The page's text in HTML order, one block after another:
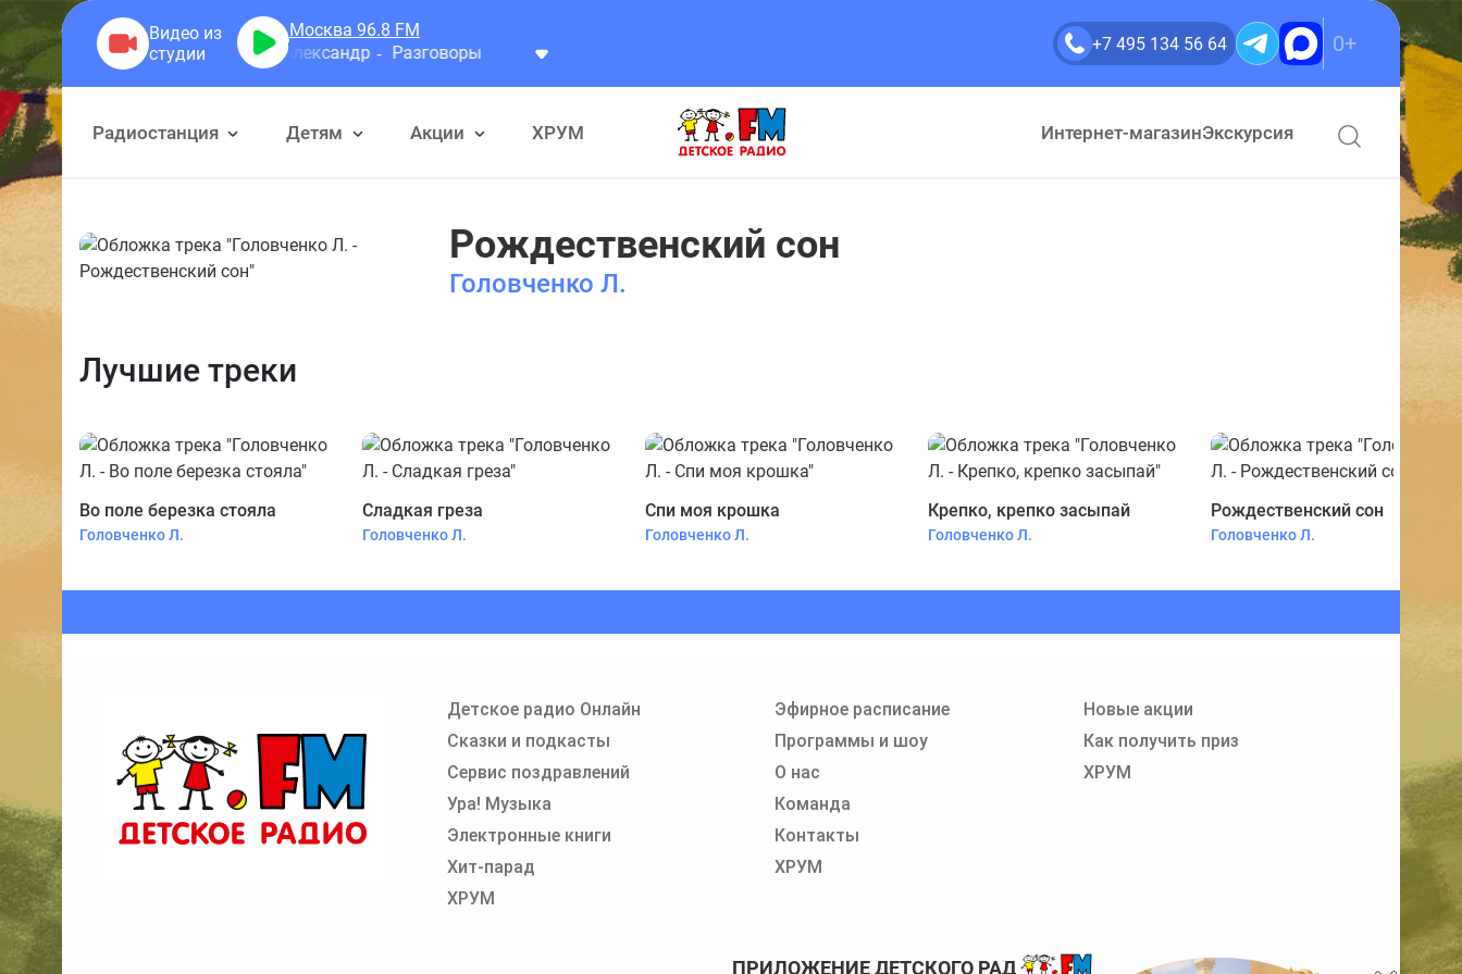
Москва 96.8 FM
Герра Александр
Разговоры +7 495 134 56 64 0+
Радиостанция Детям Акции ХРУМ Интернет-магазинЭкскурсия
Рождественский сон
Головченко Л.
Лучшие треки
Во поле березка стояла
Головченко Л.
Сладкая греза
Головченко Л.
Спи моя крошка
Головченко Л.
Крепко, крепко засыпай
Головченко Л.
Рождественский сон
Головченко Л.
Детское радио Онлайн
Сказки и подкасты
Сервис поздравлений
Ура! Музыка
Электронные книги
Хит-парад
ХРУМ
Эфирное расписание
Программы и шоу
О нас
Команда
Контакты
ХРУМ
Новые акции
Как получить приз
ХРУМ
ПРИЛОЖЕНИЕ ДЕТСКОГО РАДИО